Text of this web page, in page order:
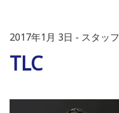
2017年1月 3日 スタッフ
TLC